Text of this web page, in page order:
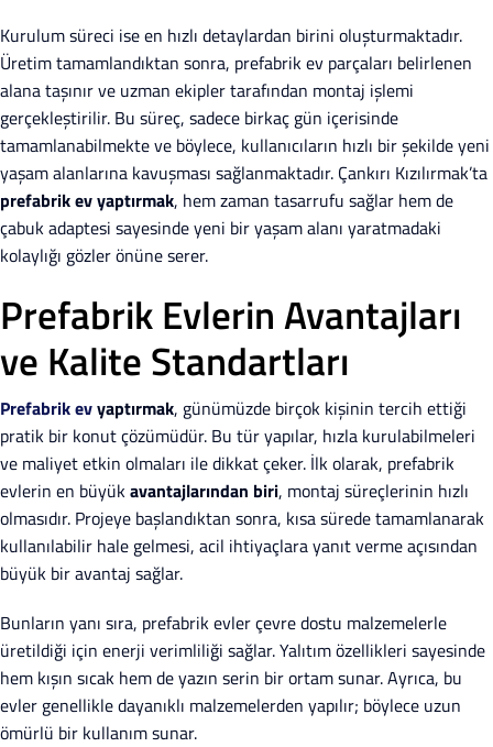
Kurulum süreci ise en hızlı detaylardan birini oluşturmaktadır.
Üretim tamamlandıktan sonra, prefabrik ev parçaları belirlenen
alana taşınır ve uzman ekipler tarafından montaj işlemi
gerçekleştirilir. Bu süreç, sadece birkaç gün içerisinde
tamamlanabilmekte ve böylece, kullanıcıların hızlı bir şekilde yeni
yaşam alanlarına kavuşması sağlanmaktadır. Çankırı Kızılırmak’ta
prefabrik ev yaptırmak, hem zaman tasarrufu sağlar hem de
çabuk adaptesi sayesinde yeni bir yaşam alanı yaratmadaki
kolaylığı gözler önüne serer.
Prefabrik Evlerin Avantajları
ve Kalite Standartları
Prefabrik evyaptırmak, günümüzde birçok kişinin tercih ettiği
pratik bir konut çözümüdür. Bu tür yapılar, hızla kurulabilmeleri
ve maliyet etkin olmaları ile dikkat çeker. İlk olarak, prefabrik
evlerin en büyükavantajlarından biri, montaj süreçlerinin hızlı
olmasıdır. Projeye başlandıktan sonra, kısa sürede tamamlanarak
kullanılabilir hale gelmesi, acil ihtiyaçlara yanıt verme açısından
büyük bir avantaj sağlar.
Bunların yanı sıra, prefabrik evler çevre dostu malzemelerle
üretildiği için enerji verimliliği sağlar. Yalıtım özellikleri sayesinde
hem kışın sıcak hem de yazın serin bir ortam sunar. Ayrıca, bu
evler genellikle dayanıklı malzemelerden yapılır; böylece uzun
ömürlü bir kullanım sunar.